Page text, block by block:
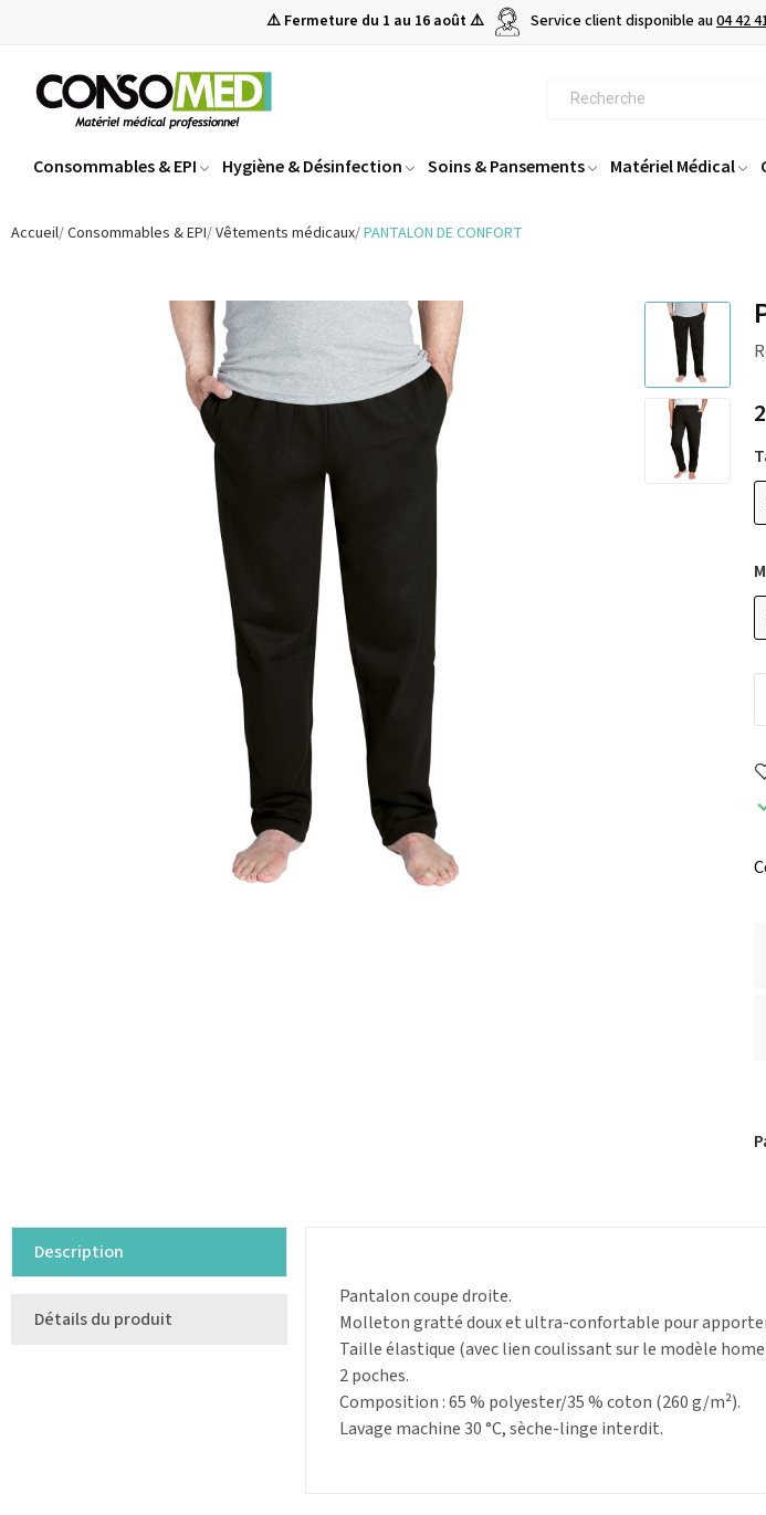
⚠️ Fermeture du 1 au 16 août ⚠️ Service client disponible au04 42
Consommables & EPI Hygiène & Désinfection Soins & Pansements Matériel Médical
Accueil Consommables & EPI Vêtements médicaux PANTALON DE CONFORT
Description
Détails du produit
Pantalon coupe droite.
Molleton gratté doux et ultra-confortable pour
Taille élastique (avec lien coulissant sur le modèle
2 poches.
Composition : 65 % polyester/35 % coton (260 g/m²).
Lavage machine 30 °C, sèche-linge interdit.